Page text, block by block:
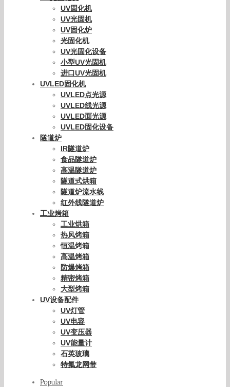
UV固化机
UV光固机
UV固化炉
光固化机
UV光固化设备
小型UV光固机
进口UV光固机
UVLED固化机
UVLED点光源
UVLED线光源
UVLED面光源
UVLED固化设备
隧道炉
IR隧道炉
食品隧道炉
高温隧道炉
隧道式烘箱
隧道炉流水线
红外线隧道炉
工业烤箱
工业烘箱
热风烤箱
恒温烤箱
高温烤箱
防爆烤箱
精密烤箱
大型烤箱
UV设备配件
UV灯管
UV电容
UV变压器
UV能量计
石英玻璃
特氟龙网带
Popular